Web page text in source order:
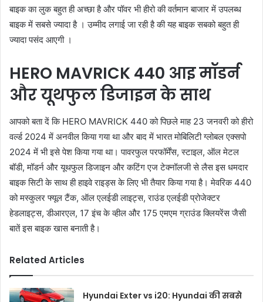
बाइक का लुक बहुत ही अच्छा है और पॉवर भी हीरो की वर्तमान बाजार में उपलब्ध
बाइक में सबसे ज्यादा है । उम्मीद लगाई जा रही है की यह बाइक सबको बहुत ही
ज्यादा पसंद आएगी ।
HERO MAVRICK 440 आइ मॉडर्न
और यूथफुल डिजाइन के साथ
आपको बता दें कि HERO MAVRICK 440 को पिछले माह 23 जनवरी को हीरो
वर्ल्ड 2024 में अनवील किया गया था और बाद में भारत मोबिलिटी ग्लोबल एक्सपो
2024 में भी इसे पेश किया गया था। पावरफुल परफॉर्मेंस, स्टाइल, ऑल मेटल
बॉडी, मॉडर्न और यूथफुल डिजाइन और कटिंग एज टेक्नॉलजी से लैस इस धमदार
बाइक सिटी के साथ ही हाइवे राइड्स के लिए भी तैयार किया गया है। मेवरिक 440
को मस्कुलर फ्यूल टैंक, ऑल एलईडी लाइट्स, राउंड एलईडी प्रोजेक्टर
हेडलाइट्स, डीआरएल, 17 इंच के व्हील और 175 एमएम ग्राउंड क्लियरेंस जैसी
बातें इस बाइक खास बनाती है।
Related Articles
Hyundai Exter vs i20: Hyundai की सबसे